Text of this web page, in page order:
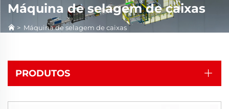
Máquina de selagem de caixas
> Máquina de selagem de caixas
PRODUTOS